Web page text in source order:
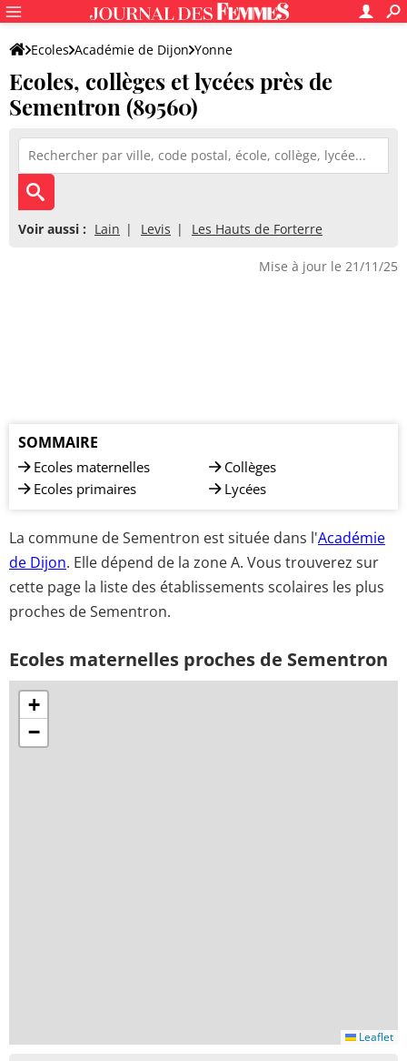
Ecoles Académie de Dijon Yonne
Ecoles, collèges et lycées près de
Sementron (89560)
Voir aussi : Lain Levis Les Hauts de Forterre
Mise à jour le 21/11/25
SOMMAIRE
Ecoles maternelles
Ecoles primaires
Collèges
Lycées
La commune de Sementron est située dans l'Académie
de Dijon. Elle dépend de la zone A. Vous trouverez sur
cette page la liste des établissements scolaires les plus
proches de Sementron.
Ecoles maternelles proches de Sementron
+
−
Leaflet